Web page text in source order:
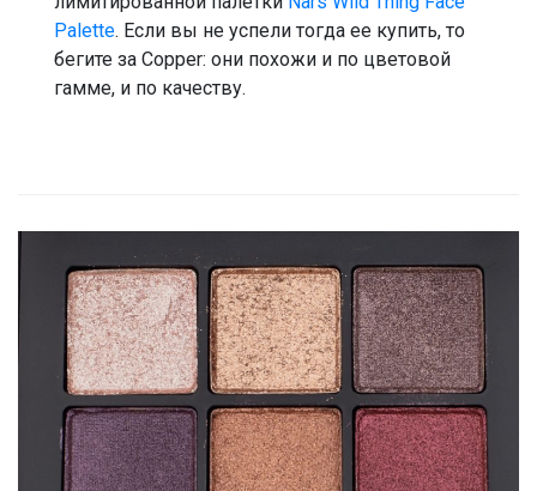
Palette. Если вы не успели тогда ее купить, то
бегите за Copper: они похожи и по цветовой
гамме, и по качеству.